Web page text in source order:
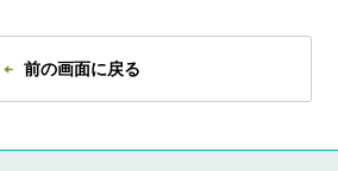
前の画面に戻る